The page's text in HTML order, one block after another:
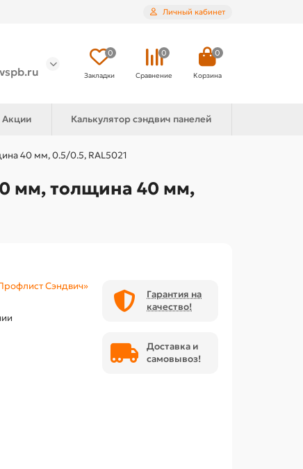
Личный кабинет
0
Закладки
0
Сравнение
0
Корзина
Акции Калькулятор сэндвич панелей
40 мм, 0.5/0.5, RAL5021
мм, толщина 40 мм,
Сэндвич»
Гарантия на
качество!
Доставка и
самовывоз!